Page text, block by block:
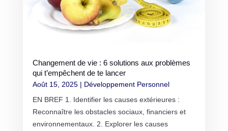
Changement de vie : 6 solutions aux problèmes
qui t’empêchent de te lancer
Août 15, 2025| Développement Personnel
EN BREF 1. Identifier les causes extérieures :
Reconnaître les obstacles sociaux, financiers et
environnementaux. 2. Explorer les causes